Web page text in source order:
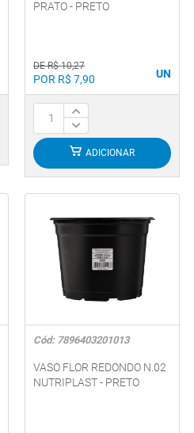
PRATO - PRETO
DE R$ 10,27
POR R$ 7,90 UN
ADICIONAR
Cód: 7896403201013
VASO FLOR REDONDO N.02
NUTRIPLAST - PRETO